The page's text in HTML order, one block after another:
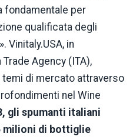
fondamentale per
qualificata degli
Vinitaly.USA, in
Agency (ITA),
di mercato attraverso
nel Wine
gli spumanti italiani
milioni di bottiglie